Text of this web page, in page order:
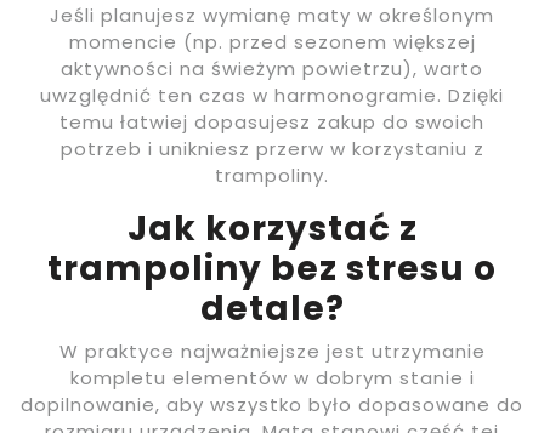
Jeśli planujesz wymianę maty w określonym
momencie (np. przed sezonem większej
aktywności na świeżym powietrzu), warto
uwzględnić ten czas w harmonogramie. Dzięki
temu łatwiej dopasujesz zakup do swoich
potrzeb i unikniesz przerw w korzystaniu z
trampoliny.
Jak korzystać z
trampoliny bez stresu o
detale?
W praktyce najważniejsze jest utrzymanie
kompletu elementów w dobrym stanie i
dopilnowanie, aby wszystko było dopasowane do